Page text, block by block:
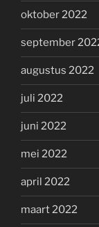
oktober 2022
september
augustus 2022
juli 2022
juni 2022
mei 2022
april 2022
maart 2022